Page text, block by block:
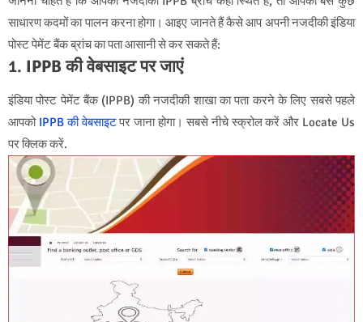
साधारण कदमों का पालन करना होगा। आइए जानते हैं कैसे आप अपनी नजदीकी इंडिया
पोस्ट पेमेंट बैंक ब्रांच का पता आसानी से कर सकते हैं:
1. IPPB की वेबसाइट पर जाएं
इंडिया पोस्ट पेमेंट बैंक (IPPB) की नजदीकी शाखा का पता करने के लिए सबसे पहले
आपको IPPB की वेबसाइटपर जाना होगा। सबसे नीचे स्क्रोल करें और Locate Us
पर क्लिक करें.